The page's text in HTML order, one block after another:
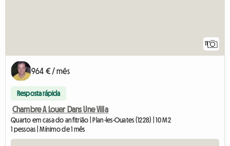
11
964 € / mês
Resposta rápida
Chambre A Louer Dans Une Villa
Quarto em casa do anfitrião | Plan-les-Ouates (1228) | 10 M2
1 pessoas | Mínimo de 1 mês